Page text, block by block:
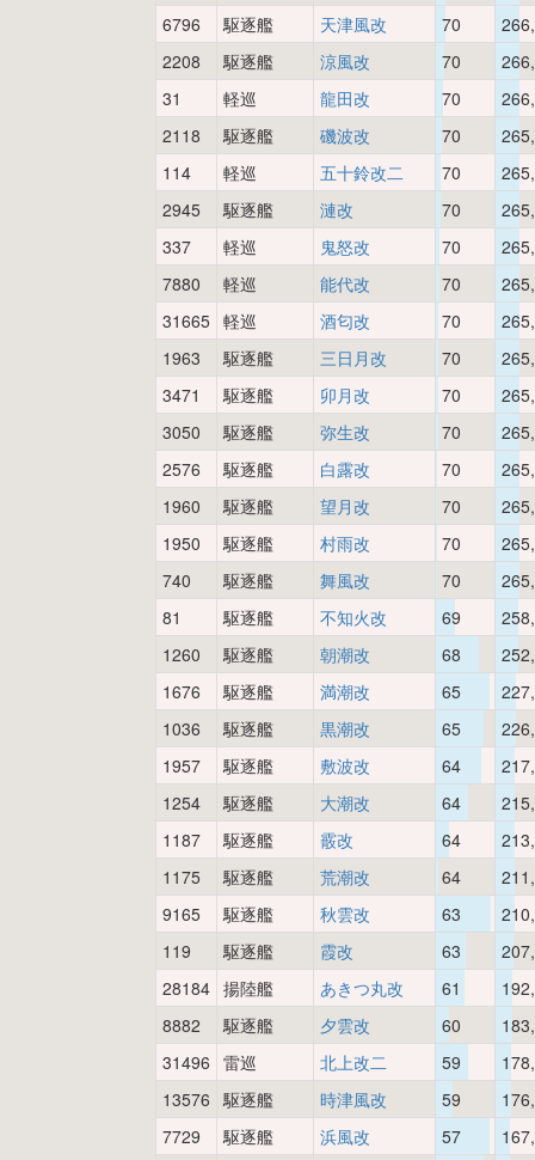
6796
駆逐艦 天津風改 70
2208
駆逐艦 涼風改 70
31
軽巡 龍田改 70
2118
駆逐艦 磯波改 70
114
軽巡 五十鈴改二 70
2945
駆逐艦 漣改 70
337
軽巡 鬼怒改 70
7880
軽巡 能代改 70
31665 軽巡 酒匂改 70
1963
駆逐艦 三日月改 70
3471
駆逐艦 卯月改 70
3050
駆逐艦 弥生改 70
2576
駆逐艦 白露改 70
1960
駆逐艦 望月改 70
1950
駆逐艦 村雨改 70
740
駆逐艦 舞風改 70
81
駆逐艦 不知火改 69
1260
駆逐艦 朝潮改 68
1676
駆逐艦 満潮改 65
1036
駆逐艦 黒潮改 65
1957
駆逐艦 敷波改 64
1254
駆逐艦 大潮改 64
1187
駆逐艦 霰改 64
1175
駆逐艦 荒潮改 64
9165
駆逐艦 秋雲改 63
119
駆逐艦 霞改 63
28184 揚陸艦 あきつ丸改 61
8882
駆逐艦 夕雲改 60
31496 雷巡 北上改二 59
13576 駆逐艦 時津風改 59
7729
駆逐艦 浜風改 57